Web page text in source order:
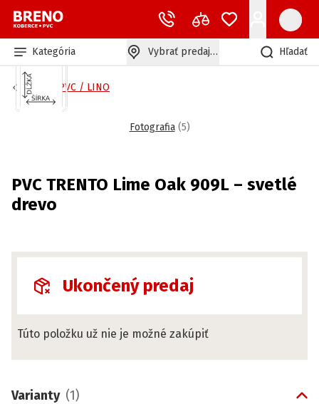
Kategória Vybrať predajňu Hľadať
Bytové PVC / LINO
Fotografia (5)
PVC TRENTO Lime Oak 909L – svetlé
drevo
Ukončený predaj
Túto položku už nie je možné zakúpiť
Varianty (1)